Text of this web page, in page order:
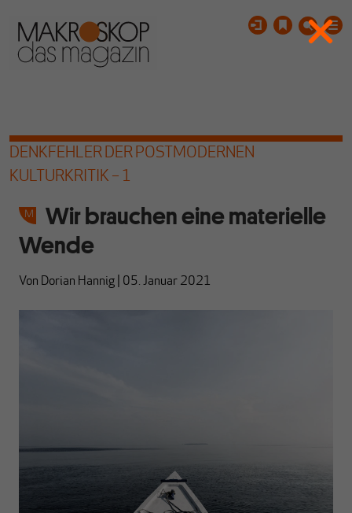
DENKFEHLER DER POSTMODERNEN
KULTURKRITIK – 1
Wir brauchen eine materielle
Wende
Von Dorian Hannig 05. Januar 2021